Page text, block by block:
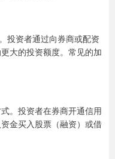
投资者通过向券商或配资
大的投资额度。常见的加
。投资者在券商开通信用
金买入股票（融资）或借